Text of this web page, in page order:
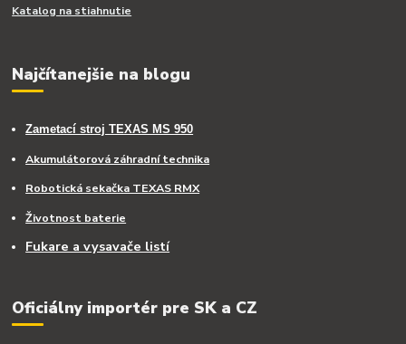
Katalog na stiahnutie
Najčítanejšie na blogu
Zametací stroj TEXAS MS 950
Akumulátorová záhradní technika
Robotická sekačka TEXAS RMX
Životnost baterie
Fukare a vysavače listí
Oficiálny importér pre SK a CZ